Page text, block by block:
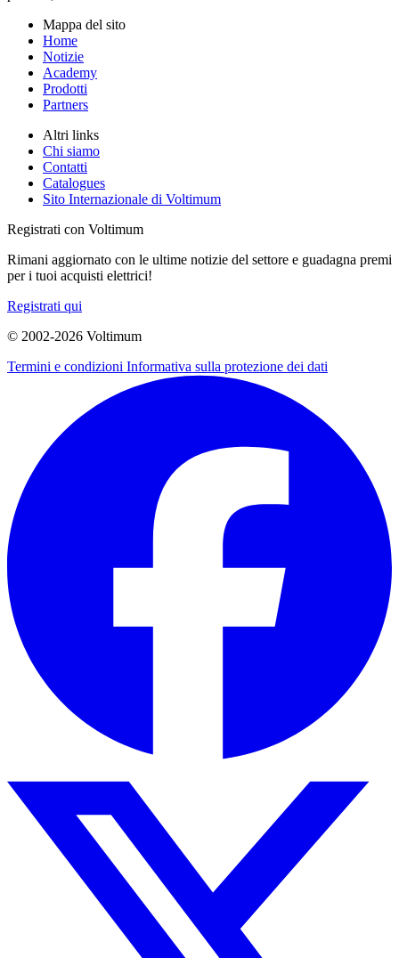
Mappa del sito
Home
Notizie
Academy
Prodotti
Partners
Altri links
Chi siamo
Contatti
Catalogues
Sito Internazionale di Voltimum
Registrati con Voltimum
Rimani aggiornato con le ultime notizie del settore e guadagna premi
per i tuoi acquisti elettrici!
Registrati qui
© 2002-2026 Voltimum
Termini e condizioni Informativa sulla protezione dei dati